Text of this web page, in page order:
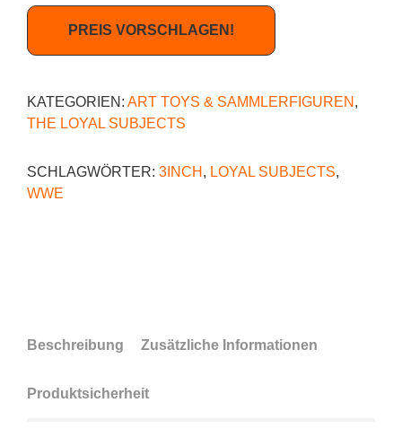
PREIS VORSCHLAGEN!
KATEGORIEN: ART TOYS & SAMMLERFIGUREN ,
THE LOYAL SUBJECTS
SCHLAGWÖRTER: 3INCH , LOYAL SUBJECTS,
WWE
Beschreibung Zusätzliche Informationen
Produktsicherheit